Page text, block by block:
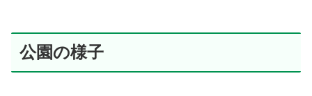
公園の様子